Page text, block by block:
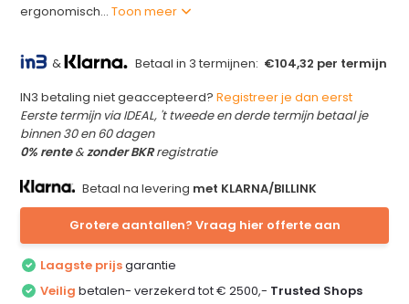
ergonomisch...Toon meer
& Betaal in 3 termijnen: €104,32 per termijn
IN3 betaling niet geaccepteerd?Registreer je dan eerst
Eerste termijn via IDEAL, 't tweede en derde termijn betaal je
binnen 30 en 60 dagen
0% rente&zonder BKRregistratie
Betaal na levering met KLARNA/BILLINK
Grotere aantallen? Vraag hier offerte aan
Laagste prijsgarantie
Veilig betalen- verzekerd tot € 2500,- Trusted Shops